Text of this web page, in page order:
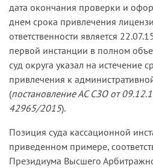
дата окончания проверки и
днем срока привлечения
ответственности является
первой инстанции в полном
суд округа указал на истечение
привлечения к
(постановление АС СЗО от
42965/2015).
Позиция суда кассационной
приведенном примере,
Президиума Высшего